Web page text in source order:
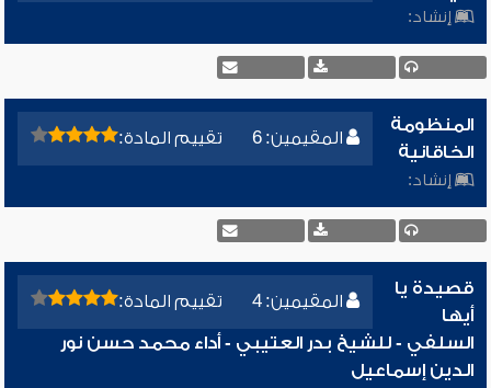
إنشاد:
المقيمين: 6 تقييم المادة:
المنظومة
الخاقانية
إنشاد:
المقيمين: 4 تقييم المادة:
قصيدة يا
أيها
السلفي - للشيخ بدر العتيبي - أداء محمد حسن نور
الدين إسماعيل